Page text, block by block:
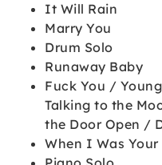
It Will Rain
Marry You
Drum Solo
Runaway Baby
Fuck You /
Talking to the
the Door Open /
When I Was Your